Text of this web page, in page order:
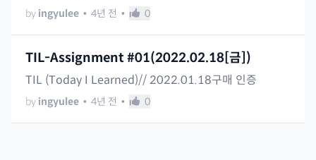
by ingyulee • 4년 전 • 0
TIL-Assignment #01(2022.02.18[금])
TIL (Today I Learned)// 2022.01.18구매 인증
by ingyulee • 4년 전 • 0